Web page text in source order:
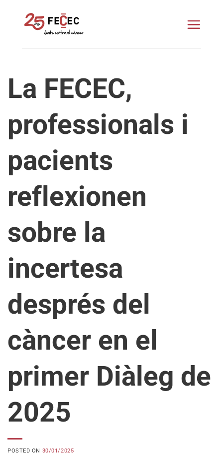
La FECEC,
professionals i
pacients
reflexionen
sobre la
incertesa
després del
càncer en el
primer Diàleg de
2025
POSTED ON 30/01/2025